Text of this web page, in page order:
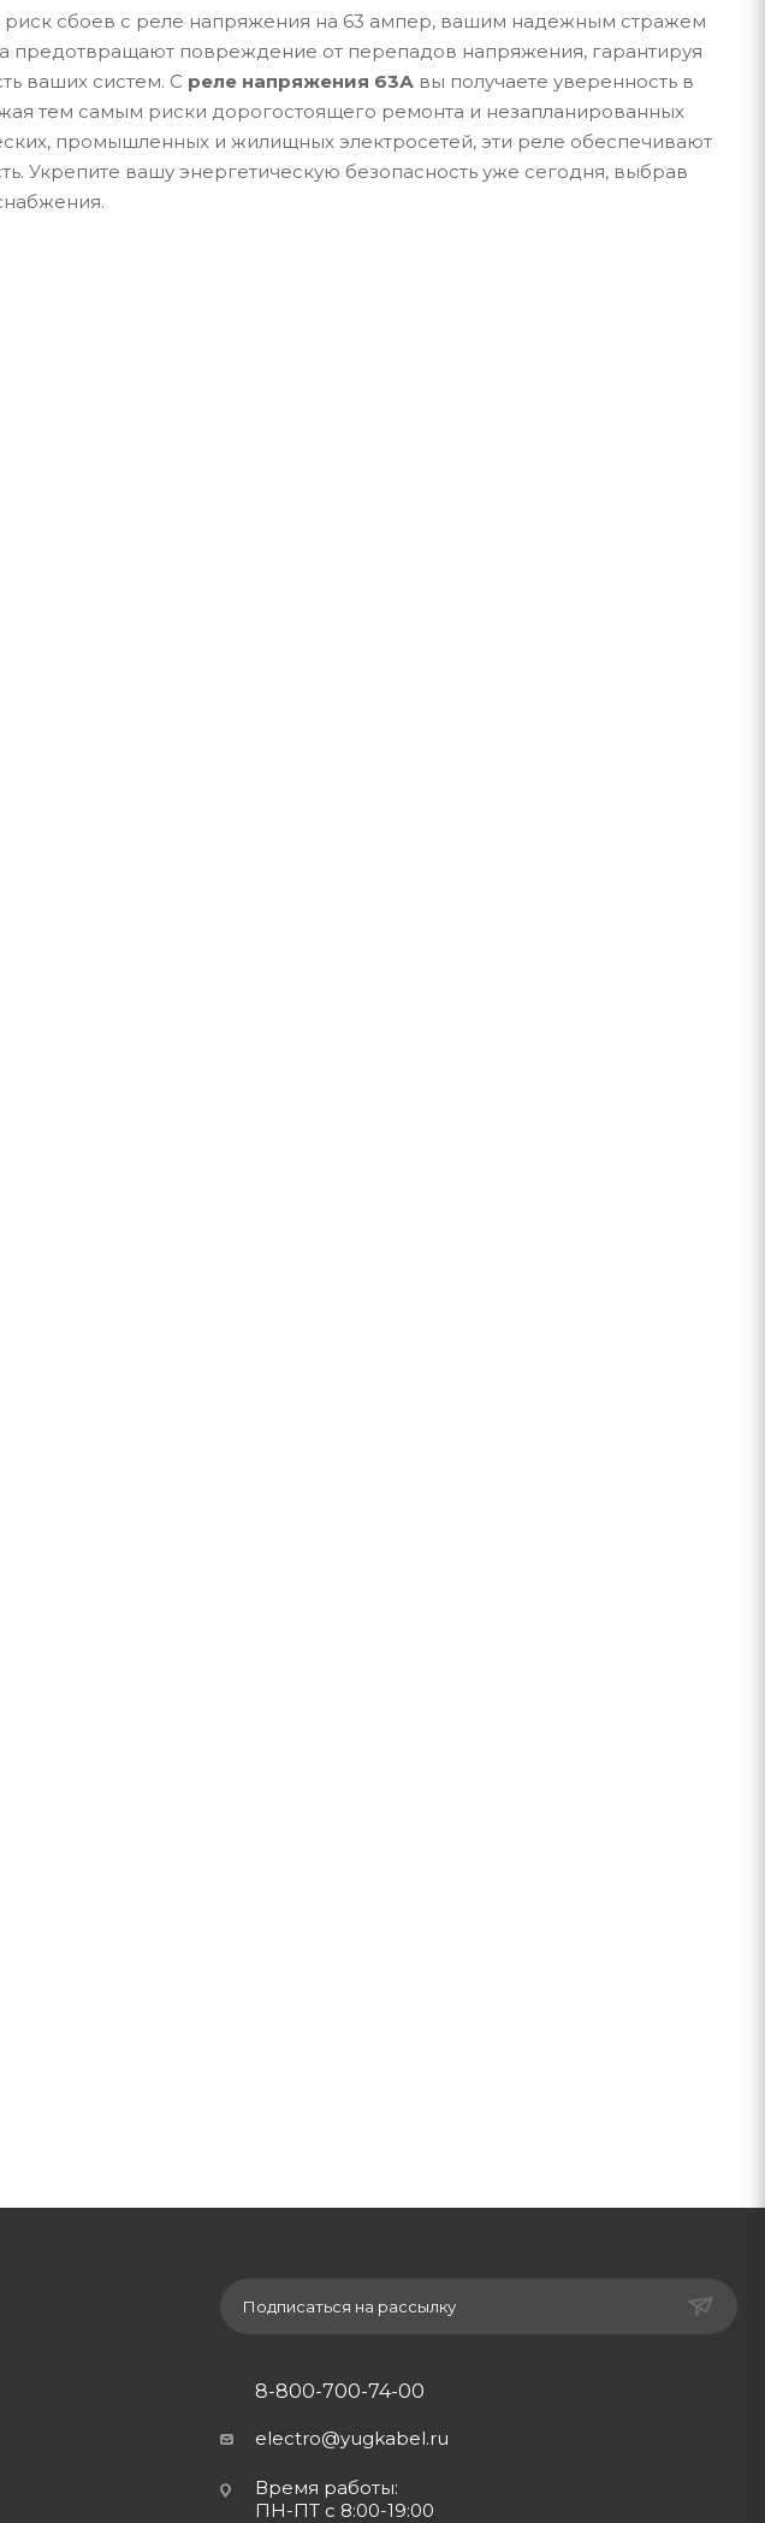
сбоев с реле напряжения на 63 ампер, вашим надежным стражем
предотвращают повреждение от перепадов напряжения, гарантируя
ваших систем. С реле напряжения 63А вы получаете уверенность в
тем самым риски дорогостоящего ремонта и незапланированных
промышленных и жилищных электросетей, эти реле обеспечивают
Укрепите вашу энергетическую безопасность уже сегодня, выбрав
Подписаться на рассылку
8-800-700-74-00
electro@yugkabel.ru
Время работы:
ПН-ПТ с 8:00-19:00